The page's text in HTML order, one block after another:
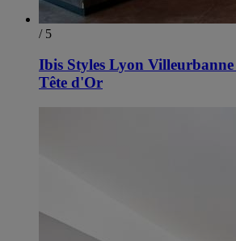
/ 5
Ibis Styles Lyon
Tête d'Or